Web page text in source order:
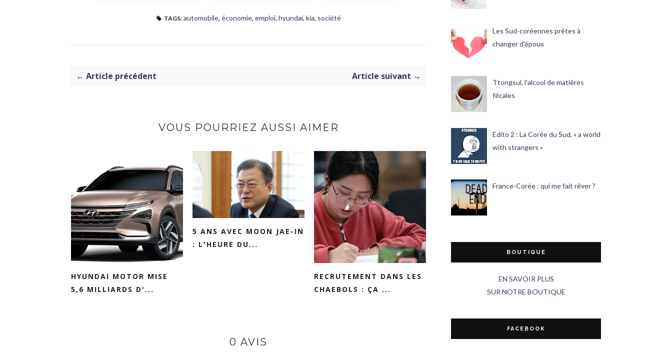
TAGS: automobile, économie, emploi, hyundai, kia, société
← Article précédent Article suivant →
VOUS POURRIEZ AUSSI AIMER
HYUNDAI MOTOR MISE
5,6 MILLIARDS D'...
5 ANS AVEC MOON JAE-IN
: L'HEURE DU...
RECRUTEMENT DANS LES
CHAEBOLS : ÇA ...
0 AVIS
Les Sud-coréennes prêtes à
changer d'époux
Ttongsul, l'alcool de matières
fécales
Edito 2 : La Corée du Sud, « a world
with strangers »
France-Corée : qui me fait rêver ?
BOUTIQUE
EN SAVOIR PLUS
SUR NOTRE BOUTIQUE
FACEBOOK